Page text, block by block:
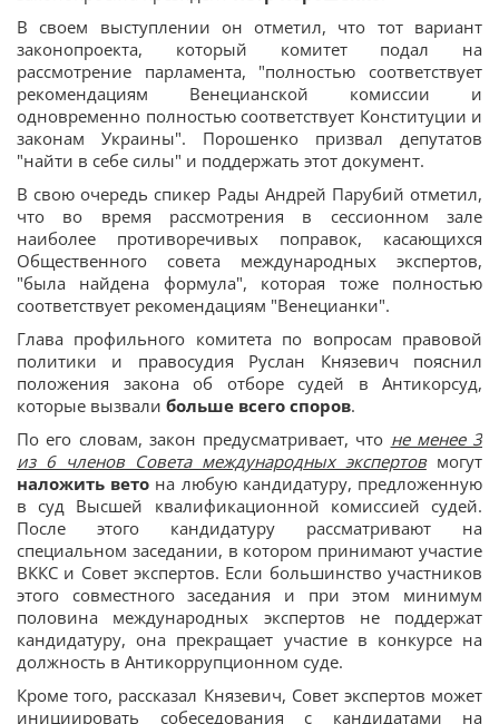
В своем выступлении он отметил, что тот вариант
законопроекта, который комитет подал на
рассмотрение парламента, "полностью соответствует
рекомендациям Венецианской комиссии и
одновременно полностью соответствует Конституции и
законам Украины". Порошенко призвал депутатов
"найти в себе силы" и поддержать этот документ.
В свою очередь спикер Рады Андрей Парубий отметил,
что во время рассмотрения в сессионном зале
наиболее противоречивых поправок, касающихся
Общественного совета международных экспертов,
"была найдена формула", которая тоже полностью
соответствует рекомендациям "Венецианки".
Глава профильного комитета по вопросам правовой
политики и правосудия Руслан Князевич пояснил
положения закона об отборе судей в Антикорсуд,
которые вызвали больше всего споров.
По его словам, закон предусматривает, что не менее 3
из 6 членов Совета международных экспертовмогут
наложить вето на любую кандидатуру, предложенную
в суд Высшей квалификационной комиссией судей.
После этого кандидатуру рассматривают на
специальном заседании, в котором принимают участие
ВККС и Совет экспертов. Если большинство участников
этого совместного заседания и при этом минимум
половина международных экспертов не поддержат
кандидатуру, она прекращает участие в конкурсе на
должность в Антикоррупционном суде.
Кроме того, рассказал Князевич, Совет экспертов может
инициировать собеседования с кандидатами на